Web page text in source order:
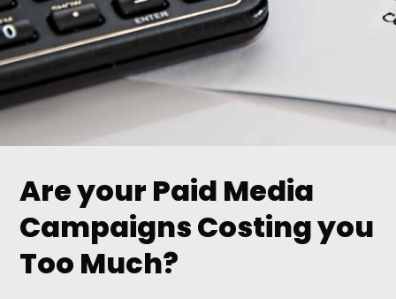
Are your Paid Media
Campaigns Costing you
Too Much?